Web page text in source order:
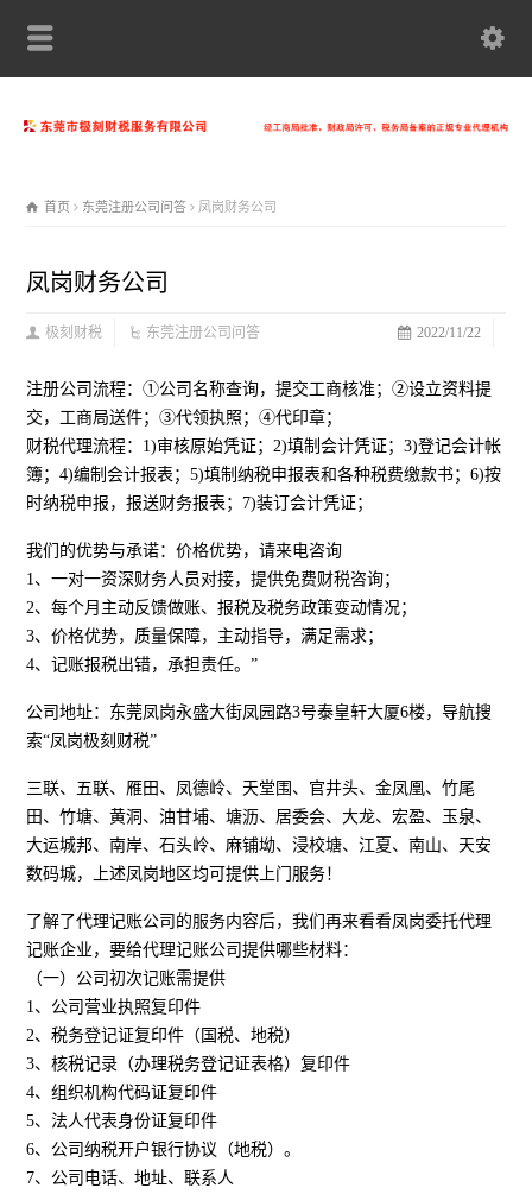
首页 东莞注册公司问答 凤岗财务公司
凤岗财务公司
2022/11/22
极刻财税 东莞注册公司问答
注册公司流程：①公司名称查询，提交工商核准；②设立资料提
交，工商局送件；③代领执照；④代印章；
财税代理流程：1)审核原始凭证；2)填制会计凭证；3)登记会计帐
簿；4)编制会计报表；5)填制纳税申报表和各种税费缴款书；6)按
时纳税申报，报送财务报表；7)装订会计凭证；
我们的优势与承诺：价格优势，请来电咨询
1、一对一资深财务人员对接，提供免费财税咨询；
2、每个月主动反馈做账、报税及税务政策变动情况；
3、价格优势，质量保障，主动指导，满足需求；
4、记账报税出错，承担责任。”
公司地址：东莞凤岗永盛大街凤园路3号泰皇轩大厦6楼，导航搜
索“凤岗极刻财税”
三联、五联、雁田、凤德岭、天堂围、官井头、金凤凰、竹尾
田、竹塘、黄洞、油甘埔、塘沥、居委会、大龙、宏盈、玉泉、
大运城邦、南岸、石头岭、麻铺坳、浸校塘、江夏、南山、天安
数码城，上述凤岗地区均可提供上门服务！
了解了代理记账公司的服务内容后，我们再来看看凤岗委托代理
记账企业，要给代理记账公司提供哪些材料：
（一）公司初次记账需提供
1、公司营业执照复印件
2、税务登记证复印件（国税、地税）
3、核税记录（办理税务登记证表格）复印件
4、组织机构代码证复印件
5、法人代表身份证复印件
6、公司纳税开户银行协议（地税）。
7、公司电话、地址、联系人